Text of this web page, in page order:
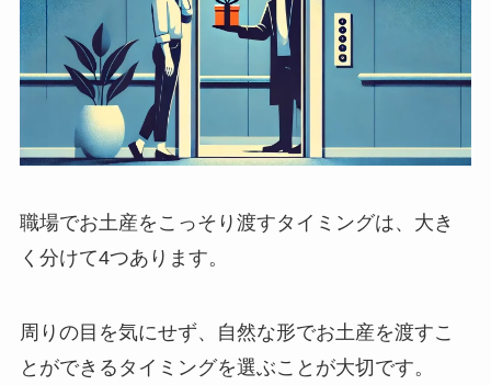
職場でお土産をこっそり渡すタイミングは、大き
く分けて4つあります。
周りの目を気にせず、自然な形でお土産を渡すこ
とができるタイミングを選ぶことが大切です。